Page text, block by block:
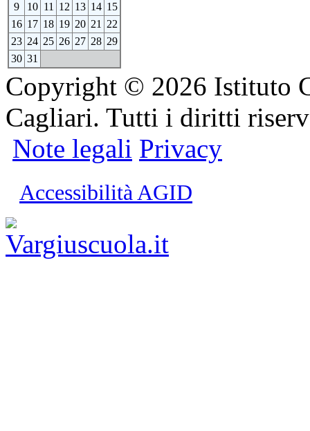
9
10 11 12 13 14 15
16 17 18 19 20 21
22
23 24 25 26 27 28 29
30 31
Copyright © 2026 Istituto
Cagliari. Tutti i diritti
Note legali Privacy
Accessibilità AGID